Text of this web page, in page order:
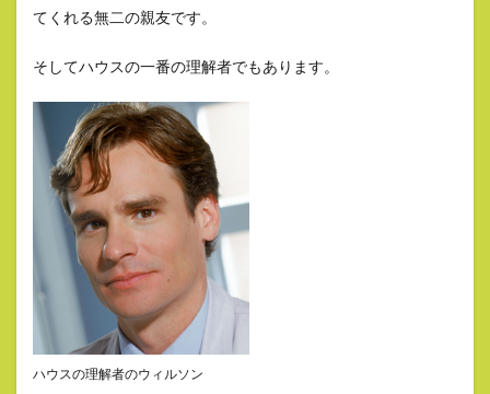
てくれる無二の親友です。
そしてハウスの一番の理解者でもあります。
ハウスの理解者のウィルソン